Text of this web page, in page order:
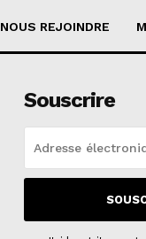
NOUS REJOINDRE
Souscrire